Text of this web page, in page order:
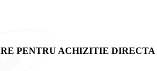
PENTRU ACHIZITIE DIRECTA